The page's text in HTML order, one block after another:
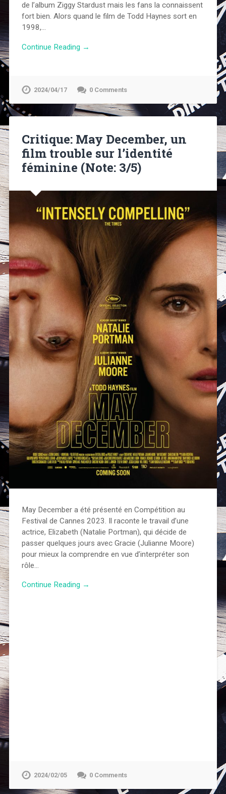
de l’album Ziggy Stardust mais les fans la connaissent
fort bien. Alors quand le film de Todd Haynes sort en
1998,…
Continue Reading →
2024/04/17 0 Comments
Critique: May December, un
film trouble sur l’identité
féminine (Note: 3/5)
May December a été présenté en Compétition au
Festival de Cannes 2023. Il raconte le travail d’une
actrice, Elizabeth (Natalie Portman), qui décide de
passer quelques jours avec Gracie (Julianne Moore)
pour mieux la comprendre en vue d’interpréter son
rôle…
Continue Reading →
2024/02/05 0 Comments